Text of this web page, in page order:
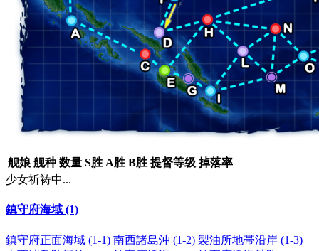
舰娘 舰种 数量 S胜 A胜 B胜 提督等级 掉落率
少女祈祷中...
鎮守府海域 (1)
鎮守府正面海域 (1-1) 南西諸島沖 (1-2) 製油所地帯沿岸 (1-3)